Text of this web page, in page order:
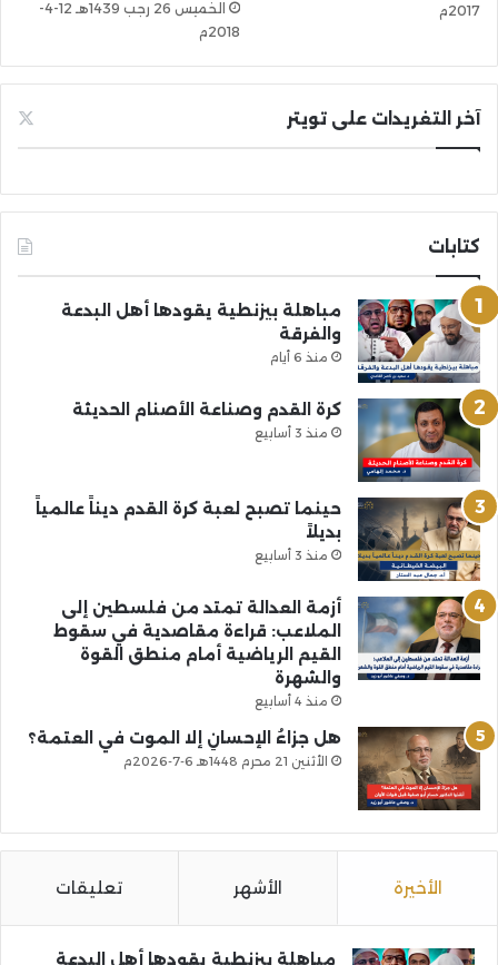
2017م
الخميس 26 رجب 1439هـ 12-4-
2018م
آخر التغريدات على تويتر
كتابات
مباهلة بيزنطية يقودها أهل البدعة
والفرقة
منذ 6 أيام
كرة القدم وصناعة الأصنام الحديثة
منذ 3 أسابيع
حينما تصبح لعبة كرة القدم ديناً عالمياً
بديلاً
منذ 3 أسابيع
أزمة العدالة تمتد من فلسطين إلى
الملاعب: قراءة مقاصدية في سقوط
القيم الرياضية أمام منطق القوة
والشهرة
منذ 4 أسابيع
هل جزاءُ الإحسانِ إلا الموت في العتمة؟
الأثنين 21 محرم 1448هـ 6-7-2026م
الأخيرة الأشهر تعليقات
مباهلة بيزنطية يقودها أهل البدعة